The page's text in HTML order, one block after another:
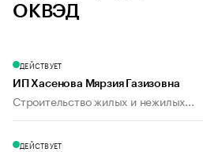
ОКВЭД
ДЕЙСТВУЕТ
ИП Хасенова Мярзия Газизовна
Строительство жилых и нежилых...
ДЕЙСТВУЕТ